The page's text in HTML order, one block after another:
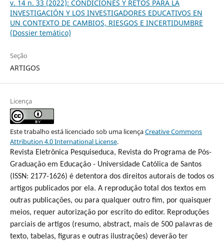
v. 14 n. 33 (2022): CONDICIONES Y RETOS PARA LA
INVESTIGACIÓN Y LOS INVESTIGADORES EDUCATIVOS EN
UN CONTEXTO DE CAMBIOS, RIESGOS E INCERTIDUMBRE
(Dossier temático)
Seção
ARTIGOS
Licença
Este trabalho está licenciado sob uma licençaCreative Commons
Attribution 4.0 International License.
Revista Eletrônica Pesquiseduca, Revista do Programa de Pós-
Graduação em Educação - Universidade Católica de Santos
(ISSN: 2177-1626) é detentora dos direitos autorais de todos os
artigos publicados por ela. A reprodução total dos textos em
outras publicações, ou para qualquer outro fim, por quaisquer
meios, requer autorização por escrito do editor. Reproduções
parciais de artigos (resumo, abstract, mais de 500 palavras de
texto, tabelas, figuras e outras ilustrações) deverão ter